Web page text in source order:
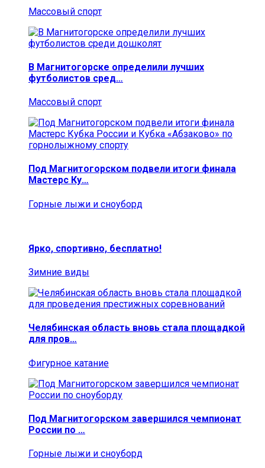
Массовый спорт
В Магнитогорске определили лучших
футболистов сред…
Массовый спорт
Под Магнитогорском подвели итоги финала
Мастерс Ку…
Горные лыжи и сноуборд
Ярко, спортивно, бесплатно!
Зимние виды
Челябинская область вновь стала площадкой
для пров…
Фигурное катание
Под Магнитогорском завершился чемпионат
России по …
Горные лыжи и сноуборд